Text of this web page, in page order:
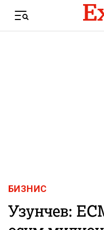
Menu
БИЗНИС
Узунчев: